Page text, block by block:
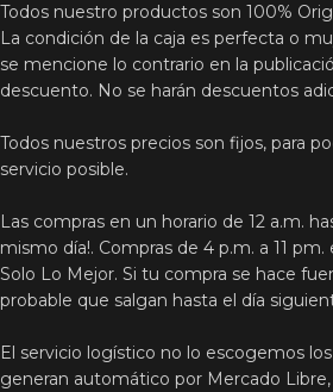
Todos nuestro productos son 100%
La condición de la caja es perfecta o
se mencione lo contrario en la
descuento. No se harán descuentos
Todos nuestros precios son fijos, para
servicio posible.
Las compras en un horario de 12 a.m.
mismo día!. Compras de 4 p.m. a 11 pm.
Solo Lo Mejor. Si tu compra se hace
probable que salgan hasta el día
El servicio logístico no lo escogemos
generan automático por Mercado Libre,